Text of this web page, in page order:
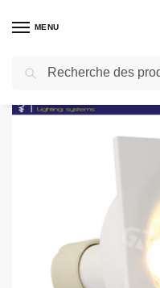
MENU
Accueil / Spot LED encastrable